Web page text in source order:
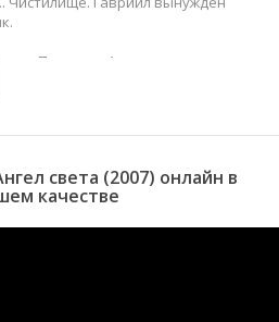
с Падшими Ангелами его
борьба с собственными
ли Он в этом противоборстве?
света (2007) онлайн в
качестве